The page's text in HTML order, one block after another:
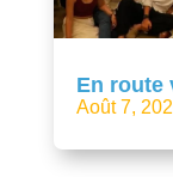
En route
Août 7,